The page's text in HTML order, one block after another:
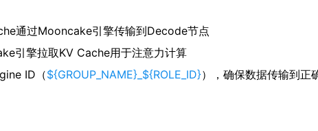
通过Mooncake引擎传输到Decode节点
引擎拉取KV Cache用于注意力计算
ID（${GROUP_NAME}_${ROLE_ID}），确保数据传输到正